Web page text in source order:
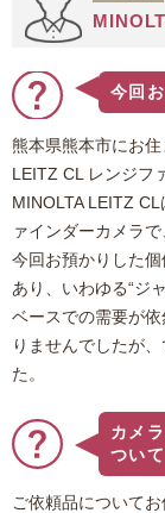
りがとうご
今回
熊本県熊本市にお
LEITZ CL レンジフ
MINOLTA LEITZ
ァインダーカメラ
今回お預かりした
あり、いわゆる“ジ
ベースでの需要が
りませんでしたが
た。
カメ
ついて
ご依頼品について